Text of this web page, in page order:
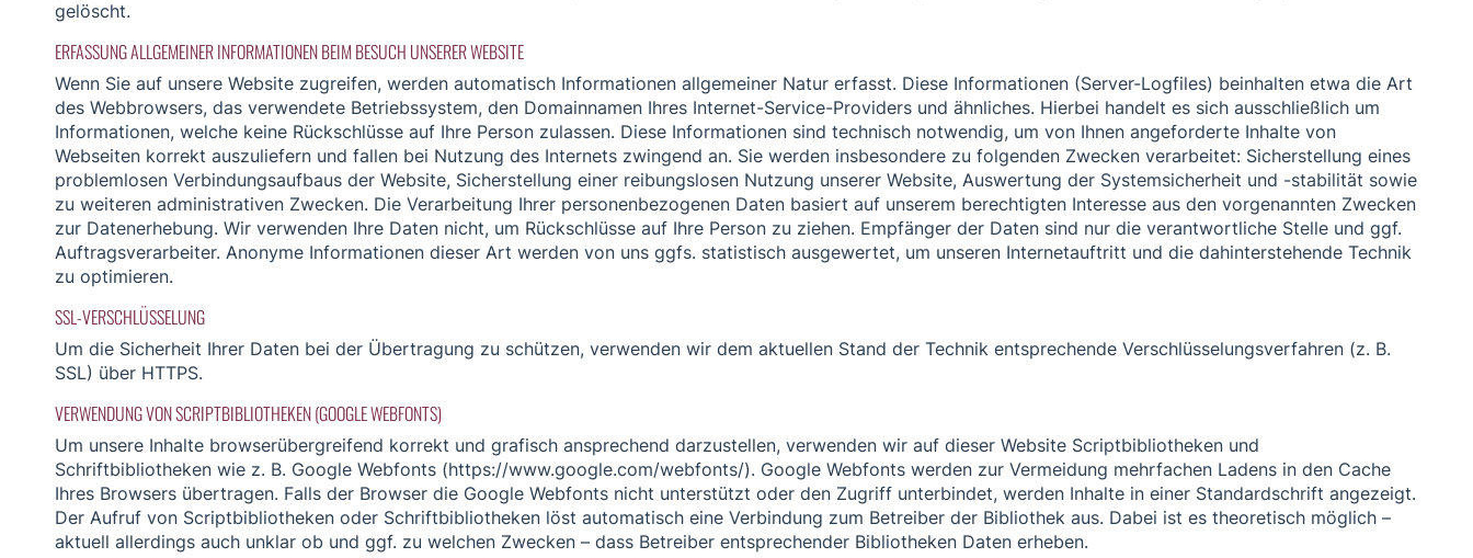
gelöscht.
ERFASSUNG ALLGEMEINER INFORMATIONEN BEIM BESUCH UNSERER WEBSITE
Wenn Sie auf unsere Website zugreifen, werden automatisch Informationen allgemeiner Natur erfasst. Diese Informationen (Server-Logfiles) beinhalten etwa die Art
des Webbrowsers, das verwendete Betriebssystem, den Domainnamen Ihres Internet-Service-Providers und ähnliches. Hierbei handelt es sich ausschließlich um
Informationen, welche keine Rückschlüsse auf Ihre Person zulassen. Diese Informationen sind technisch notwendig, um von Ihnen angeforderte Inhalte von
Webseiten korrekt auszuliefern und fallen bei Nutzung des Internets zwingend an. Sie werden insbesondere zu folgenden Zwecken verarbeitet: Sicherstellung eines
problemlosen Verbindungsaufbaus der Website, Sicherstellung einer reibungslosen Nutzung unserer Website, Auswertung der Systemsicherheit und -stabilität sowie
zu weiteren administrativen Zwecken. Die Verarbeitung Ihrer personenbezogenen Daten basiert auf unserem berechtigten Interesse aus den vorgenannten Zwecken
zur Datenerhebung. Wir verwenden Ihre Daten nicht, um Rückschlüsse auf Ihre Person zu ziehen. Empfänger der Daten sind nur die verantwortliche Stelle und ggf.
Auftragsverarbeiter. Anonyme Informationen dieser Art werden von uns ggfs. statistisch ausgewertet, um unseren Internetauftritt und die dahinterstehende Technik
zu optimieren.
SSL-VERSCHLÜSSELUNG
Um die Sicherheit Ihrer Daten bei der Übertragung zu schützen, verwenden wir dem aktuellen Stand der Technik entsprechende Verschlüsselungsverfahren (z. B.
SSL) über HTTPS.
VERWENDUNG VON SCRIPTBIBLIOTHEKEN (GOOGLE WEBFONTS)
Um unsere Inhalte browserübergreifend korrekt und grafisch ansprechend darzustellen, verwenden wir auf dieser Website Scriptbibliotheken und
Schriftbibliotheken wie z. B. Google Webfonts (https://www.google.com/webfonts/). Google Webfonts werden zur Vermeidung mehrfachen Ladens in den Cache
Ihres Browsers übertragen. Falls der Browser die Google Webfonts nicht unterstützt oder den Zugriff unterbindet, werden Inhalte in einer Standardschrift angezeigt.
Der Aufruf von Scriptbibliotheken oder Schriftbibliotheken löst automatisch eine Verbindung zum Betreiber der Bibliothek aus. Dabei ist es theoretisch möglich –
aktuell allerdings auch unklar ob und ggf. zu welchen Zwecken – dass Betreiber entsprechender Bibliotheken Daten erheben.